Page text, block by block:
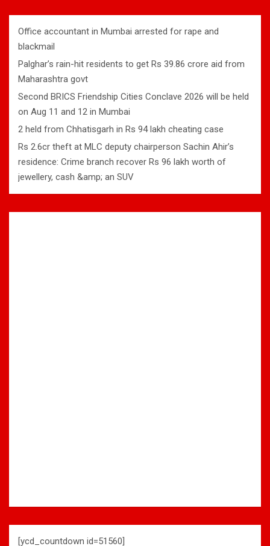
Office accountant in Mumbai arrested for rape and
blackmail
Palghar’s rain-hit residents to get Rs 39.86 crore aid from
Maharashtra govt
Second BRICS Friendship Cities Conclave 2026 will be held
on Aug 11 and 12 in Mumbai
2 held from Chhatisgarh in Rs 94 lakh cheating case
Rs 2.6cr theft at MLC deputy chairperson Sachin Ahir’s
residence: Crime branch recover Rs 96 lakh worth of
jewellery, cash &amp; an SUV
[ycd_countdown id=51560]